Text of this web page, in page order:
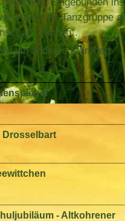
auch die Tanzgruppe
„Tanzen“.
ein anderes Märchen
Drosselbart
- Altkohrener